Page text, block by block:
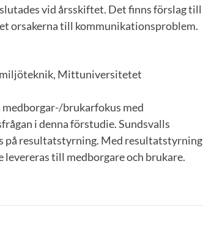
vid årsskiftet. Det finns förslag till
orsakerna till kommunikationsproblem.
miljöteknik, Mittuniversitetet
brukarfokus med
i denna förstudie. Sundsvalls
på resultatstyrning. Med resultatstyrning
till medborgare och brukare.